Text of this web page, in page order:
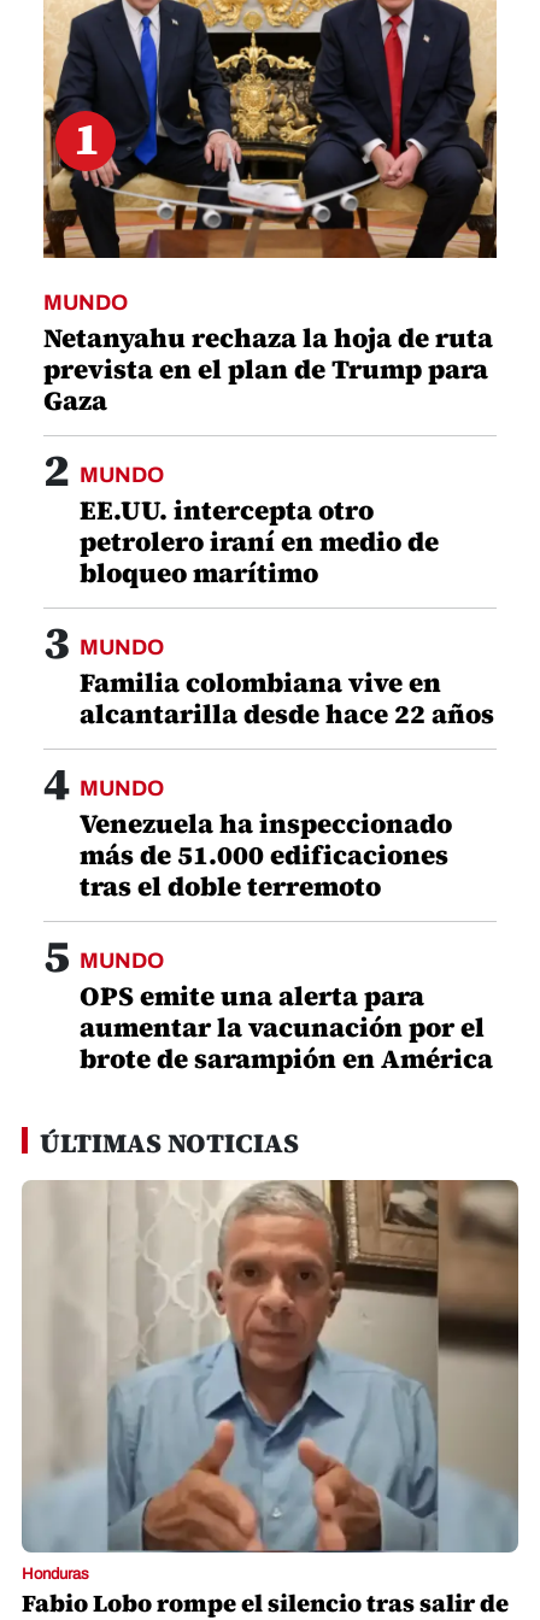
1
MUNDO
Netanyahu rechaza la hoja de ruta
prevista en el plan de Trump para
Gaza
2 MUNDO
EE.UU. intercepta otro
petrolero iraní en medio de
bloqueo marítimo
3 MUNDO
Familia colombiana vive en
alcantarilla desde hace 22 años
4 MUNDO
Venezuela ha inspeccionado
más de 51.000 edificaciones
tras el doble terremoto
5 MUNDO
OPS emite una alerta para
aumentar la vacunación por el
brote de sarampión en América
ÚLTIMAS NOTICIAS
Honduras
Fabio Lobo rompe el silencio tras salir de